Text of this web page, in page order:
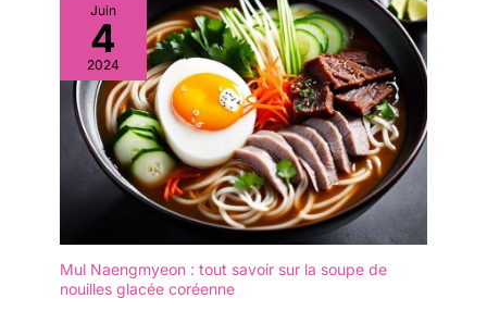
peuvent être rangés à
plat ou pliés. Idéaux pour
un usage quotidien ainsi
que pour les occasions
spéciales telles que les
réunions de famille, les
fêtes ou les barbecues.
Juin
4
2024
Mul Naengmyeon : tout savoir sur la soupe de
nouilles glacée coréenne